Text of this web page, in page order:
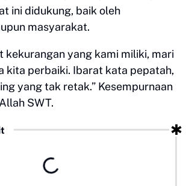
ini didukung, baik oleh
masyarakat.
kekurangan yang kami miliki, mari
kita perbaiki. Ibarat kata pepatah,
yang tak retak.” Kesempurnaan
SWT.